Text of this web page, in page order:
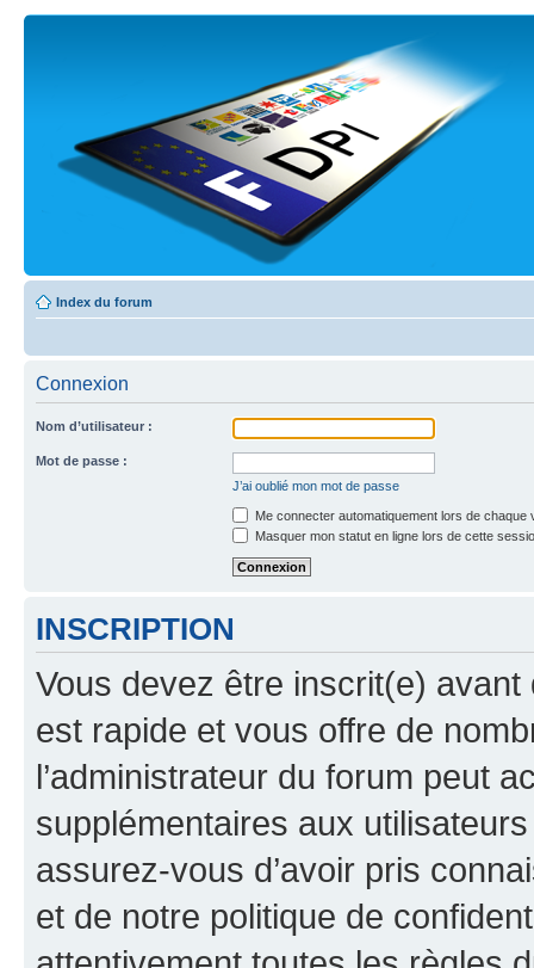
Index du forum
Connexion
Nom d’utilisateur :
Mot de passe :
J’ai oublié mon mot de passe
Me connecter automatiquement lors de chaque
Masquer mon statut en ligne lors de cette
INSCRIPTION
Vous devez être inscrit(e) avant
est rapide et vous offre de
l’administrateur du forum peut
supplémentaires aux
assurez-vous d’avoir pris
et de notre politique de